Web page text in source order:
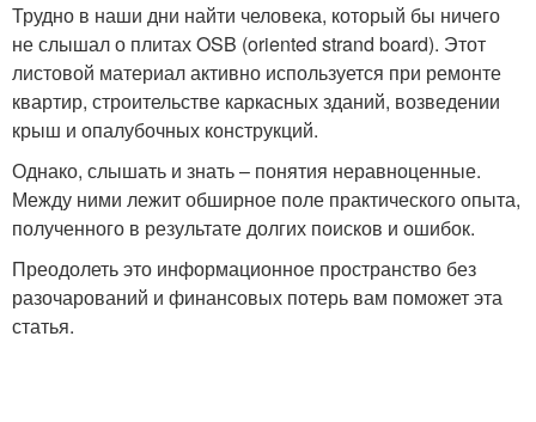
Трудно в наши дни найти человека, который бы ничего
не слышал о плитах OSB (oriented strand board). Этот
листовой материал активно используется при ремонте
квартир, строительстве каркасных зданий, возведении
крыш и опалубочных конструкций.
Однако, слышать и знать – понятия неравноценные.
Между ними лежит обширное поле практического опыта,
полученного в результате долгих поисков и ошибок.
Преодолеть это информационное пространство без
разочарований и финансовых потерь вам поможет эта
статья.